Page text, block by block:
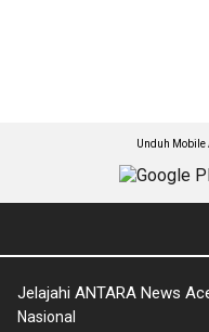
Unduh Mobile
Jelajahi ANTARA News
Nasional